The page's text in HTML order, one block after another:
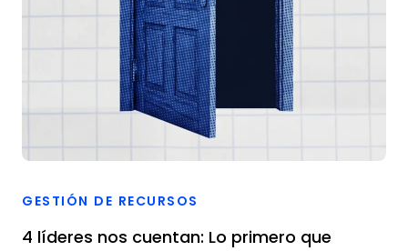
GESTIÓN DE RECURSOS
4 líderes nos cuentan: Lo primero que